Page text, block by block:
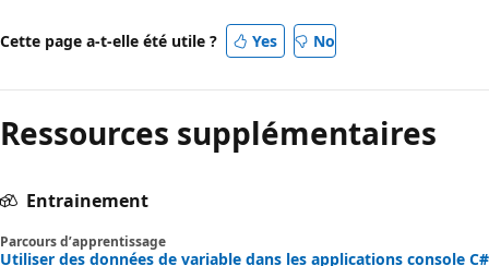
Cette page a-t-elle été utile ? Yes No
Ressources supplémentaires
Entrainement
Parcours d’apprentissage
Utiliser des données de variable dans les applications console C#